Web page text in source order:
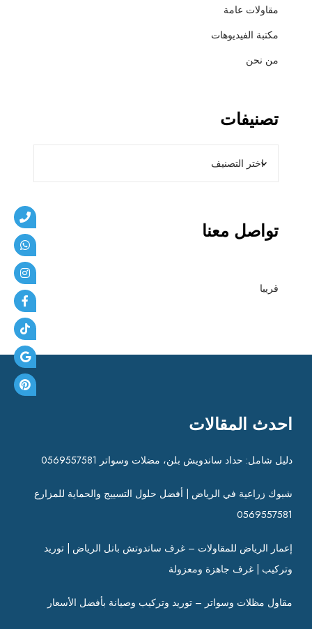
ل
ا
ت
م
ظ
ل
ا
ت
مقاولات عامة
مكتبة الفيديوهات
من نحن
تصنيفات
تواصل معنا
قريبا
احدث المقالات
دليل شامل: حداد ساندويش بلن، مضلات وسواتر 0569557581
شبوك زراعية في الرياض | أفضل حلول التسييج والحماية للمزارع
0569557581
إعمار الرياض للمقاولات – غرف ساندوتش بانل الرياض | توريد
وتركيب | غرف جاهزة ومعزولة
مقاول مظلات وسواتر – توريد وتركيب وصيانة بأفضل الأسعار